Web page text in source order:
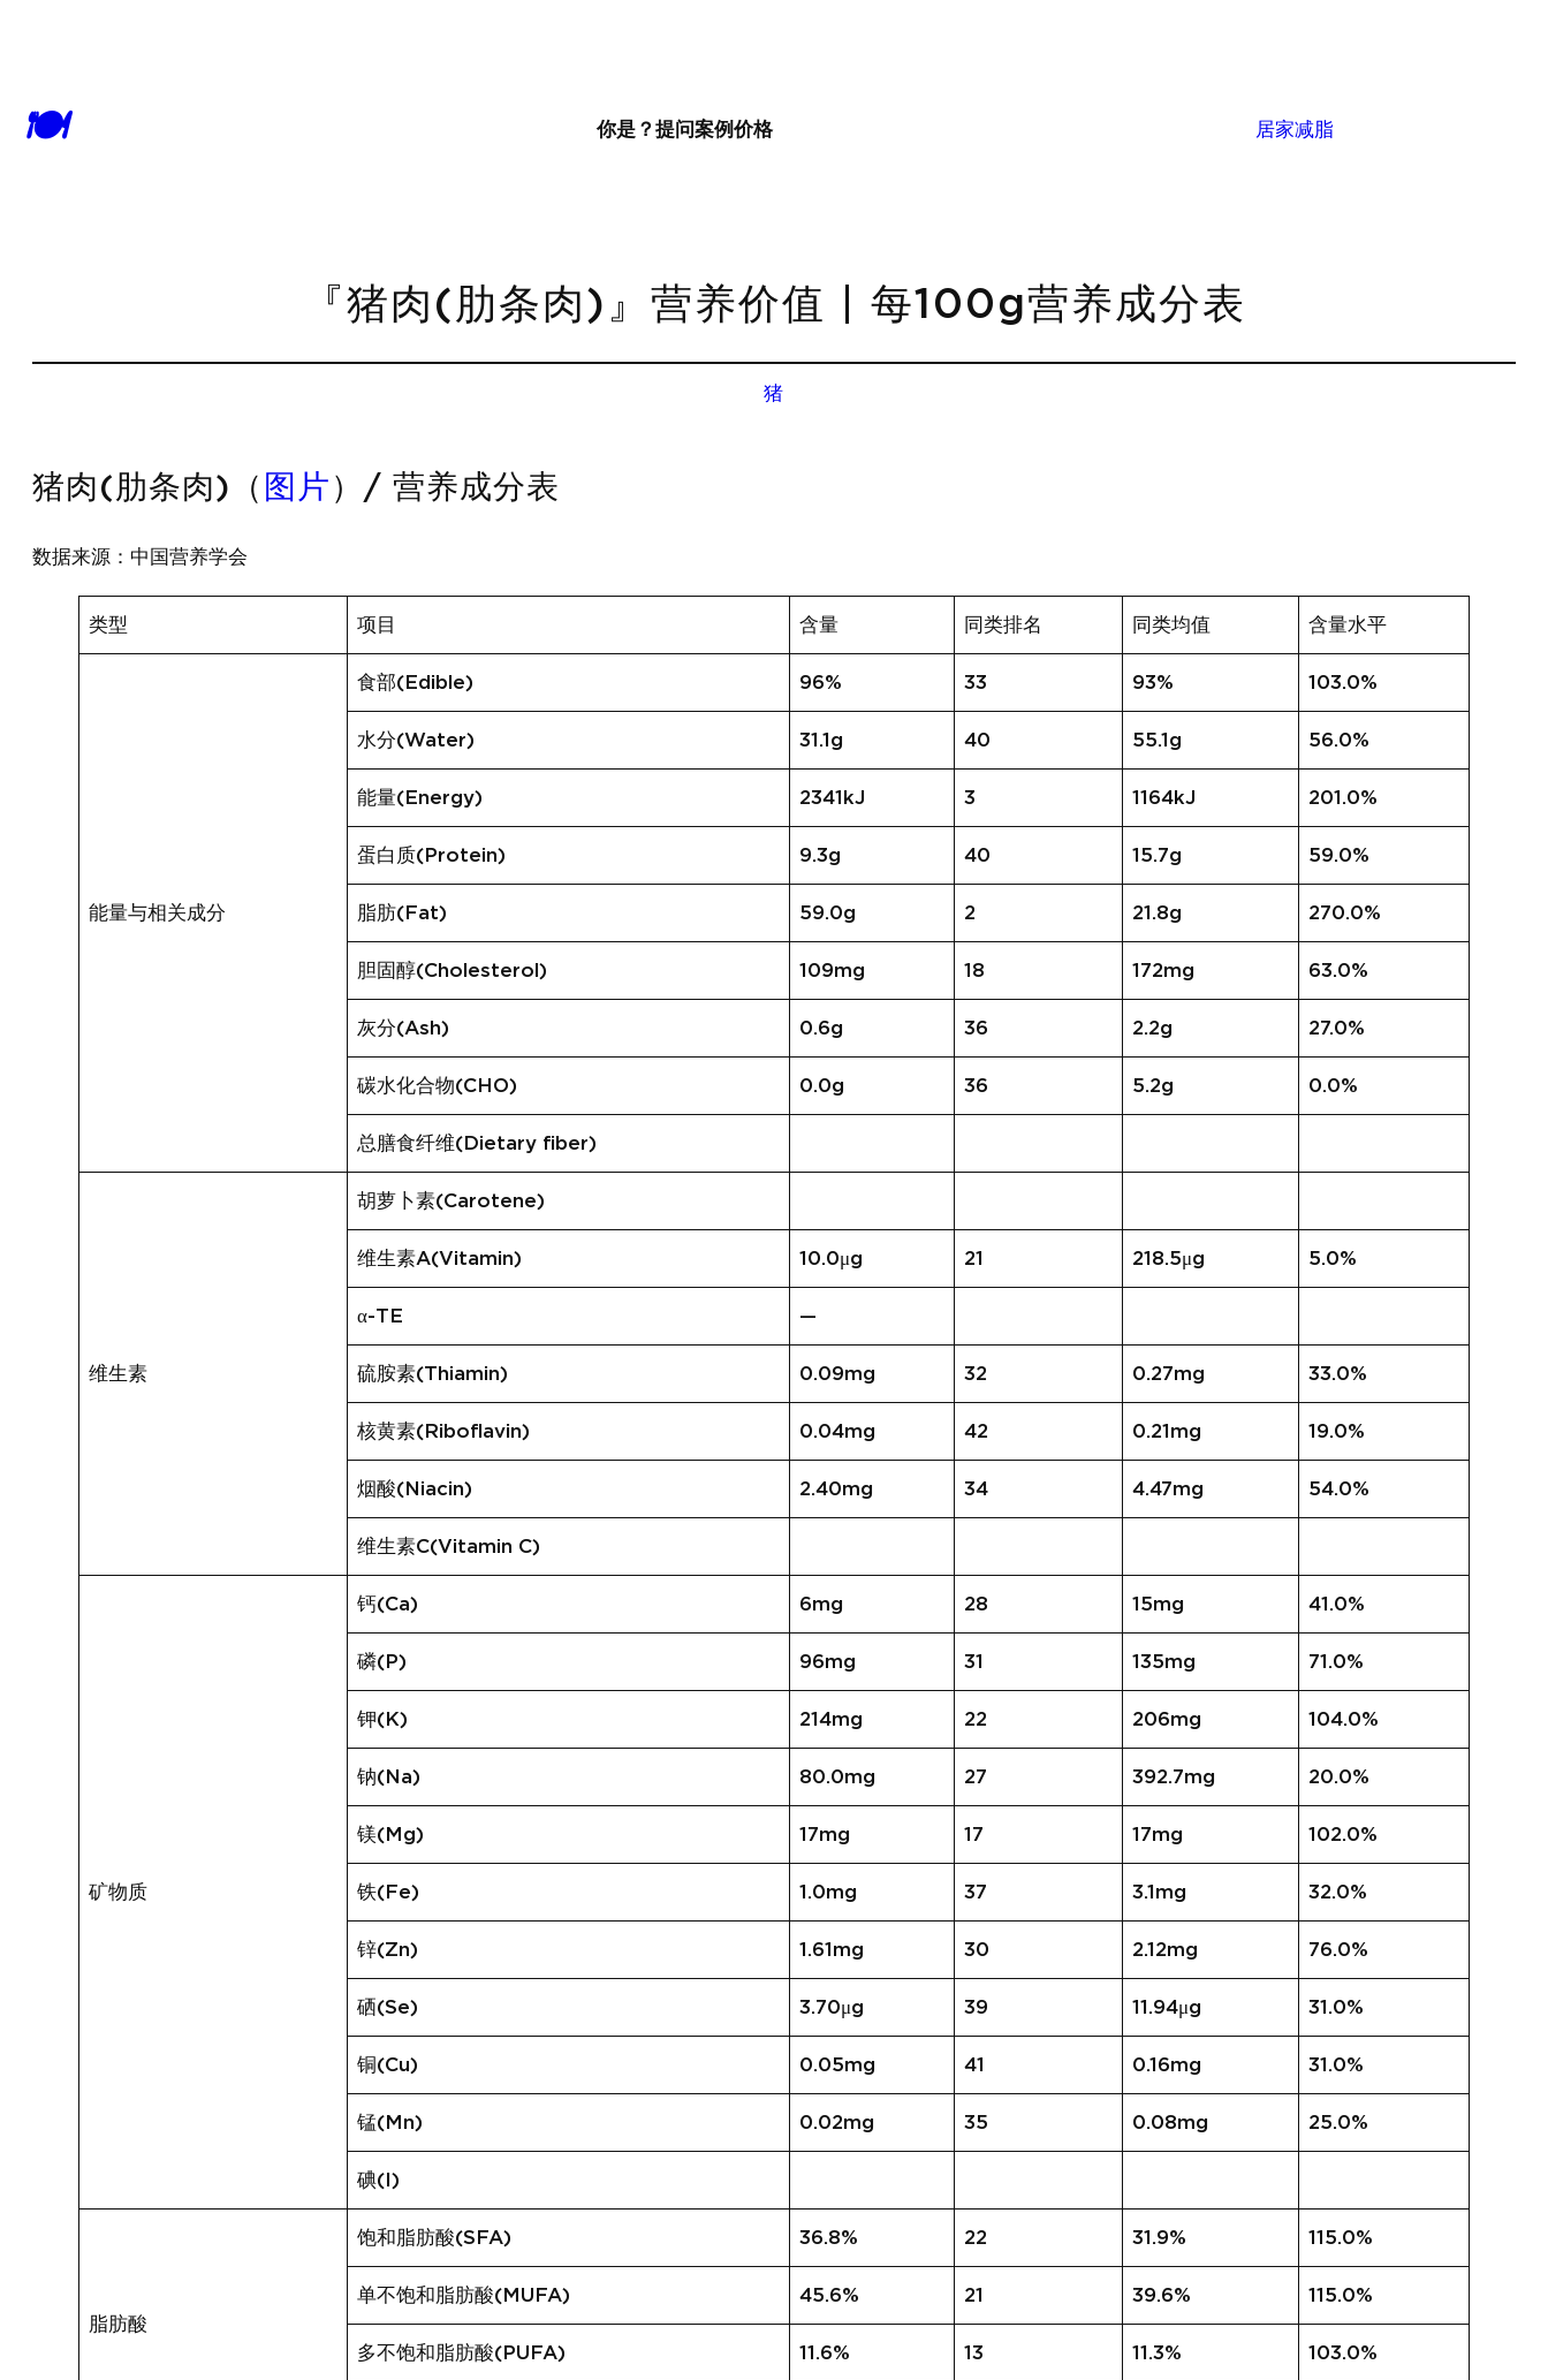
🍽 你是？ 提问案例价格 居家减脂
『猪肉(肋条肉)』营养价值 | 每100g营养成分表
猪
猪肉(肋条肉)（ 图片 ）/ 营养成分表
数据来源：中国营养学会
类型 项目 含量 同类排名 同类均值 含量水平
能量与相关成分
食部(Edible) 96% 33 93% 103.0%
水分(Water) 31.1g 40 55.1g 56.0%
能量(Energy) 2341kJ 3 1164kJ 201.0%
蛋白质(Protein) 9.3g 40 15.7g 59.0%
脂肪(Fat) 59.0g 2 21.8g 270.0%
胆固醇(Cholesterol) 109mg 18 172mg 63.0%
灰分(Ash) 0.6g 36 2.2g 27.0%
碳水化合物(CHO) 0.0g 36 5.2g 0.0%
总膳食纤维(Dietary fiber)
维生素
胡萝卜素(Carotene)
维生素A(Vitamin) 10.0μg 21 218.5μg 5.0%
α-TE —
硫胺素(Thiamin) 0.09mg 32 0.27mg 33.0%
核黄素(Riboflavin) 0.04mg 42 0.21mg 19.0%
烟酸(Niacin) 2.40mg 34 4.47mg 54.0%
维生素C(Vitamin C)
矿物质
钙(Ca) 6mg 28 15mg 41.0%
磷(P) 96mg 31 135mg 71.0%
钾(K) 214mg 22 206mg 104.0%
钠(Na) 80.0mg 27 392.7mg 20.0%
镁(Mg) 17mg 17 17mg 102.0%
铁(Fe) 1.0mg 37 3.1mg 32.0%
锌(Zn) 1.61mg 30 2.12mg 76.0%
硒(Se) 3.70μg 39 11.94μg 31.0%
铜(Cu) 0.05mg 41 0.16mg 31.0%
锰(Mn) 0.02mg 35 0.08mg 25.0%
碘(I)
脂肪酸
饱和脂肪酸(SFA) 36.8% 22 31.9% 115.0%
单不饱和脂肪酸(MUFA) 45.6% 21 39.6% 115.0%
多不饱和脂肪酸(PUFA) 11.6% 13 11.3% 103.0%